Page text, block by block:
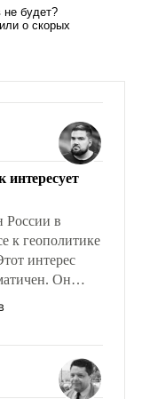
интересует
России в
к геополитике
интерес
Он
опытом
непростых
политика
на порог